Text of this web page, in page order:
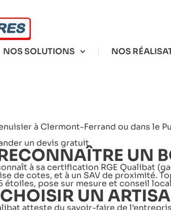
NOS SOLUTIONS NOS
à Clermont-Ferrand ou dans le
un devis gratuit
UN
à sa certification RGE Qualibat
de cotes, et à un SAV de proximité.
étoiles, pose sur mesure et conseil
UN
atteste du savoir-faire de